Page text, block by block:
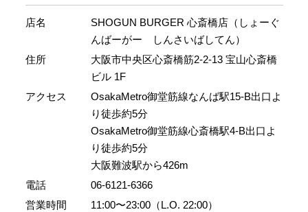
店名
SHOGUN BURGER 心斎橋店（しょーぐ
んばーがー しんさいばしてん）
住所
大阪市中央区心斎橋筋2-2-13 宝山心斎橋
ビル 1F
アクセス
OsakaMetro御堂筋線なんば駅15-B出口よ
り徒歩約5分
OsakaMetro御堂筋線心斎橋駅4-B出口よ
り徒歩約5分
大阪難波駅から426m
電話
06-6121-6366
営業時間
11:00〜23:00（L.O. 22:00）